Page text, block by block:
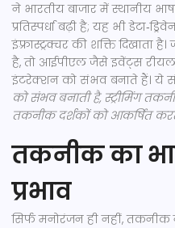
ने भारतीय बाजार में स्थानीय
प्रतिस्पर्धा बढ़ी है; यह भी
इंफ़्रास्ट्रक्चर की शक्ति दिखाता
है, तो आईपीएल जैसे इवेंट्स
इंटरेक्शन को संभव बनाते हैं। ये
को संभव बनाती है, स्ट्रीमिंग
तकनीक दर्शकों को आकर्षित
तकनीक का
प्रभाव
सिर्फ मनोरंजन ही नहीं, तकनीक